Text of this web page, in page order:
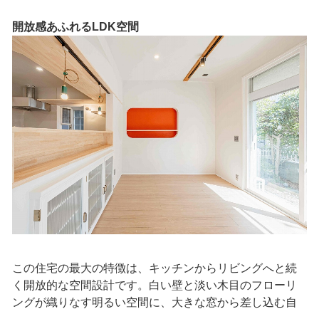
開放感あふれるLDK空間
この住宅の最大の特徴は、キッチンからリビングへと続
く開放的な空間設計です。白い壁と淡い木目のフローリ
ングが織りなす明るい空間に、大きな窓から差し込む自